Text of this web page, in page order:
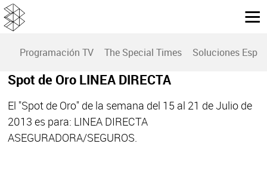
Programación TV The Special Times Soluciones
Spot de Oro LINEA DIRECTA
El "Spot de Oro" de la semana del 15 al 21 de Julio de
2013 es para: LINEA DIRECTA
ASEGURADORA/SEGUROS.